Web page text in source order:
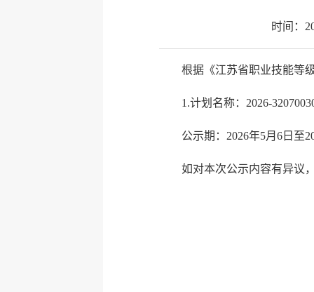
时间：
根据《江苏省职业技能等
1.计划名称：2026-
公示期：2026年5月6日至
如对本次公示内容有异议